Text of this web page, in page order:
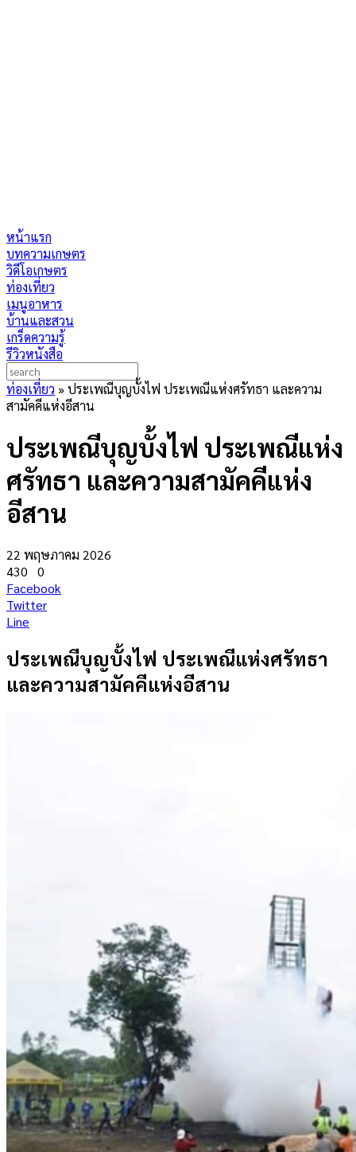
หน้าแรก
บทความเกษตร
วิดีโอเกษตร
ท่องเที่ยว
เมนูอาหาร
บ้านและสวน
เกร็ดความรู้
รีวิวหนังสือ
ท่องเที่ยว »ประเพณีบุญบั้งไฟ ประเพณีแห่งศรัทธา และความ
สามัคคีแห่งอีสาน
ประเพณีบุญบั้งไฟ ประเพณีแห่ง
ศรัทธา และความสามัคคีแห่ง
อีสาน
22 พฤษภาคม 2026
430
0
Facebook
Twitter
Line
ประเพณีบุญบั้งไฟ ประเพณีแห่งศรัทธา
และความสามัคคีแห่งอีสาน